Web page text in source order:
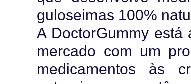
guloseimas 100%
A DoctorGummy
mercado com um
medicamentos às